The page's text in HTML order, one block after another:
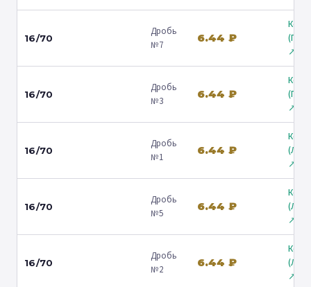
16/70
Дробь
№7
6.44 ₽
↗
16/70
Дробь
№3
6.44 ₽
↗
16/70
Дробь
№1
6.44 ₽
↗
16/70
Дробь
№5
6.44 ₽
↗
16/70
Дробь
№2
6.44 ₽
↗